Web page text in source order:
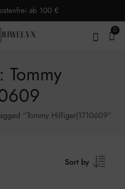
ab 100 €
0
Tommy
“Tommy Hilfiger|1710609”
Sort by